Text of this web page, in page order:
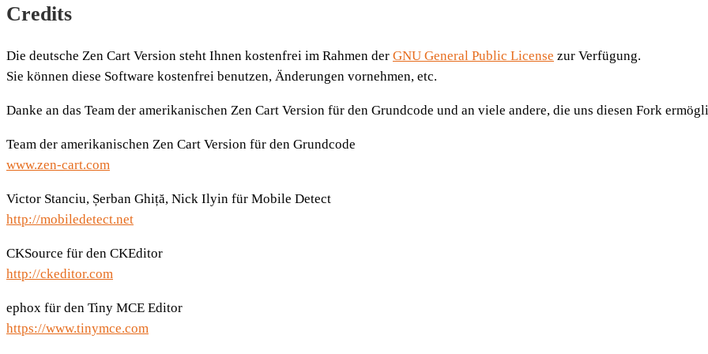
Credits
Die deutsche Zen Cart Version steht Ihnen kostenfrei im Rahmen der GNU General Public License zur Verfügung.
Sie können diese Software kostenfrei benutzen, Änderungen vornehmen, etc.
Danke an das Team der amerikanischen Zen Cart Version für den Grundcode und an viele andere, die uns diesen Fork
Team der amerikanischen Zen Cart Version für den Grundcode
www.zen-cart.com
Victor Stanciu, Șerban Ghiță, Nick Ilyin für Mobile Detect
http://mobiledetect.net
CKSource für den CKEditor
http://ckeditor.com
ephox für den Tiny MCE Editor
https://www.tinymce.com